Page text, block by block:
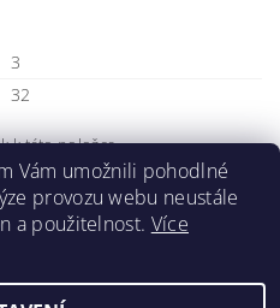
3
32
k této položce.
Vám umožnili pohodlné
provozu webu neustále
a použitelnost. Více